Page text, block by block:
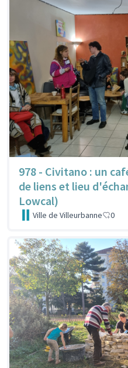
978 - Civitano : un
de liens et lieu
Lowcal)
Ville de Villeurbanne 0